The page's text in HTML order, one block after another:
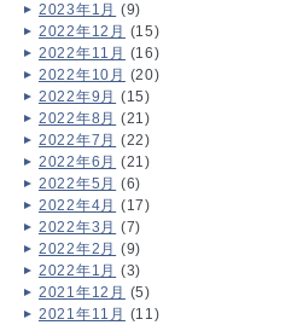
2023年1月 (9)
2022年12月 (15)
2022年11月 (16)
2022年10月 (20)
2022年9月 (15)
2022年8月 (21)
2022年7月 (22)
2022年6月 (21)
2022年5月 (6)
2022年4月 (17)
2022年3月 (7)
2022年2月 (9)
2022年1月 (3)
2021年12月 (5)
2021年11月 (11)